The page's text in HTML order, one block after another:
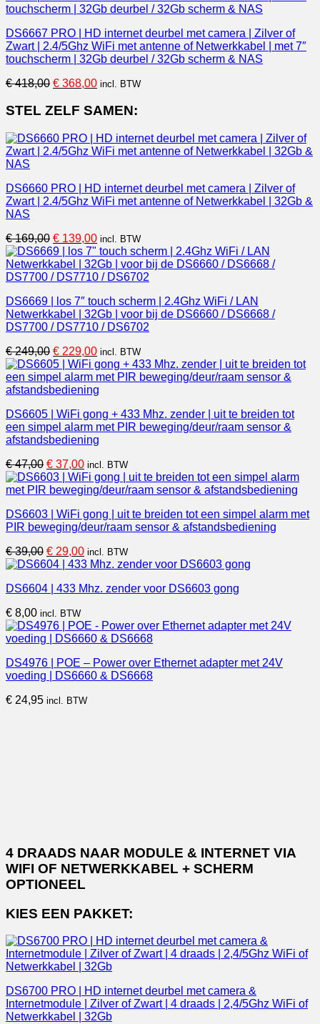
€ 216,00.€ 176,00.
DS6667 PRO | HD internet deurbel met camera | Zilver of
Zwart | 2.4/5Ghz WiFi met antenne of Netwerkkabel | met 7″
touchscherm | 32Gb deurbel / 32Gb scherm & NAS
€418,00 Oorspronkelijke
was:
€ 368,00Huidige
is:
incl. BTW
STEL ZELF SAMEN:
DS6660 PRO | HD internet deurbel met camera | Zilver of
Zwart | 2.4/5Ghz WiFi met antenne of Netwerkkabel | 32Gb &
NAS
€169,00 Oorspronkelijke
prijs
was:
€ 169,00.
€ 139,00Huidige
prijs
is:
€ 139,00.
incl. BTW
DS6669 | los 7″ touch scherm | 2.4Ghz WiFi / LAN
Netwerkkabel | 32Gb | voor bij de DS6660 / DS6668 /
DS7700 / DS7710 / DS6702
€249,00 Oorspronkelijke
prijs
was:
€ 249,00.
€ 229,00Huidige
prijs
is:
€ 229,00.
incl. BTW
DS6605 | WiFi gong + 433 Mhz. zender | uit te breiden tot
een simpel alarm met PIR beweging/deur/raam sensor &
afstandsbediening
€47,00 Oorspronkelijke
prijs
was:
€ 37,00Huidige
prijs
is:
incl. BTW
DS6603 | WiFi gong | uit te breiden tot een simpel alarm met
PIR beweging/deur/raam sensor & afstandsbediening
€39,00 Oorspronkelijke
prijs
€ 39,00.
€ 29,00Huidige
prijs
€ 29,00.
incl. BTW
DS6604 | 433 Mhz. zender voor DS6603 gong
€ 8,00 incl. BTW
DS4976 | POE – Power over Ethernet adapter met 24V
voeding | DS6660 & DS6668
€ 24,95 incl. BTW
4 DRAADS NAAR MODULE & INTERNET VIA
WIFI OF NETWERKKABEL + SCHERM
OPTIONEEL
KIES EEN PAKKET:
DS6700 PRO | HD internet deurbel met camera &
Internetmodule | Zilver of Zwart | 4 draads | 2,4/5Ghz WiFi of
Netwerkkabel | 32Gb